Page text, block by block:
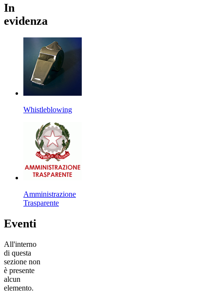
In
evidenza
Whistleblowing
Amministrazione
Trasparente
Eventi
All'interno
di questa
sezione non
è presente
alcun
elemento.